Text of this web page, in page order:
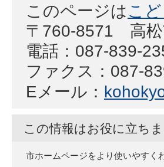
このページはこ
〒760-8571 高松
電話：087-839-
ファクス：087-
Eメール：
この情報はお役に立ち
市ホームページをより使いやすく